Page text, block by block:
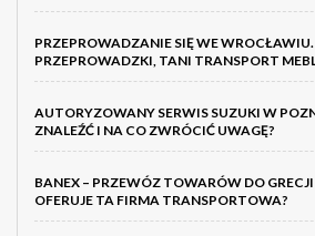
PRZEPROWADZANIE SIĘ WE
PRZEPROWADZKI, TANI TRANSPORT
AUTORYZOWANY SERWIS SUZUKI W
ZNALEŹĆ I NA CO ZWRÓCIĆ UWAGĘ?
BANEX – PRZEWÓZ TOWARÓW DO
OFERUJE TA FIRMA TRANSPORTOWA?